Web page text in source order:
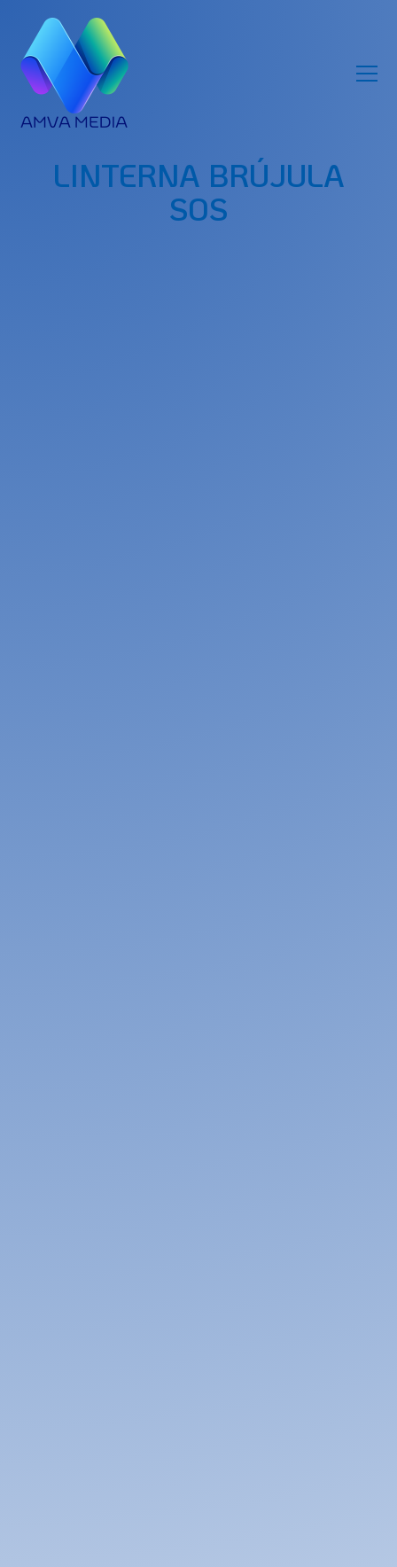
LINTERNA BRÚJULA
SOS